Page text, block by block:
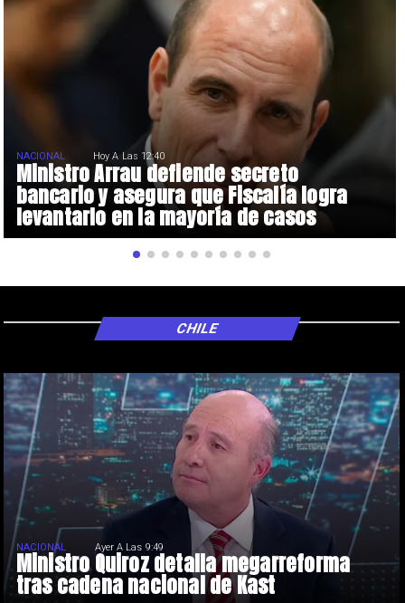
Ministro Arrau defiende secreto
bancario y asegura que Fiscalía logra
levantarlo en la mayoría de casos
NACIONAL Hoy A Las 12:40
Ministro Quiroz detalla megarreforma
tras cadena nacional de Kast
NACIONAL Ayer A Las 9:49
CHILE